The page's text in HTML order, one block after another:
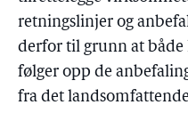
retningslinjer og
derfor til grunn at
følger opp de
fra det